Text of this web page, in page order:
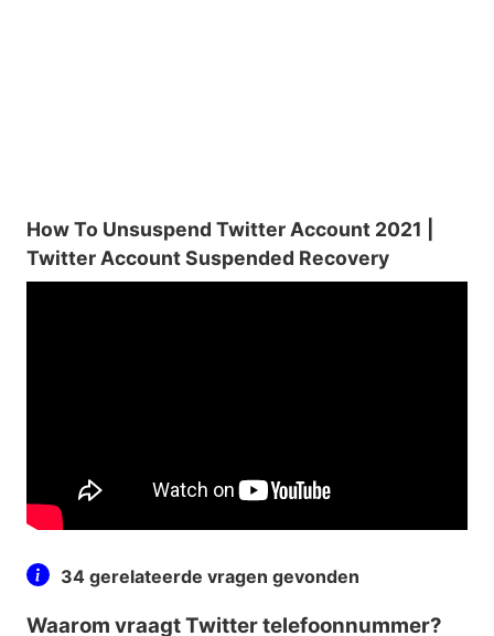
How To Unsuspend Twitter Account 2021 |
Twitter Account Suspended Recovery
34 gerelateerde vragen gevonden
Waarom vraagt Twitter telefoonnummer?